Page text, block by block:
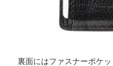
裏面にはファスナーポケッ